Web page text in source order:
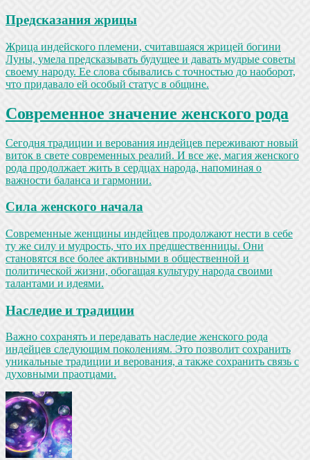
Предсказания жрицы
Жрица индейского племени, считавшаяся жрицей богини
Луны, умела предсказывать будущее и давать мудрые советы
своему народу. Ее слова сбывались с точностью до наоборот,
что придавало ей особый статус в общине.
Современное значение женского рода
Сегодня традиции и верования индейцев переживают новый
виток в свете современных реалий. И все же, магия женского
рода продолжает жить в сердцах народа, напоминая о
важности баланса и гармонии.
Сила женского начала
Современные женщины индейцев продолжают нести в себе
ту же силу и мудрость, что их предшественницы. Они
становятся все более активными в общественной и
политической жизни, обогащая культуру народа своими
талантами и идеями.
Наследие и традиции
Важно сохранять и передавать наследие женского рода
индейцев следующим поколениям. Это позволит сохранить
уникальные традиции и верования, а также сохранить связь с
духовными праотцами.